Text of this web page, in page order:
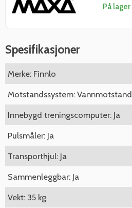
På lager
Spesifikasjoner
Merke: Finnlo
Motstandssystem: Vannmotstand
Innebygd treningscomputer: Ja
Pulsmåler: Ja
Transporthjul: Ja
Sammenleggbar: Ja
Vekt: 35 kg